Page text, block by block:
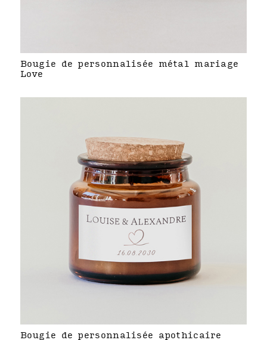
Bougie de personnalisée métal mariage
Love
Bougie de personnalisée apothicaire